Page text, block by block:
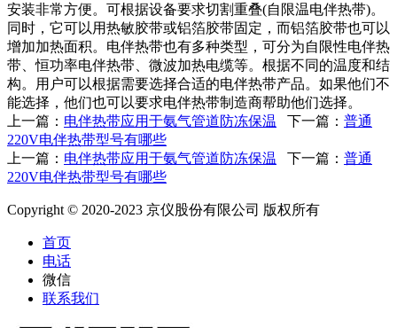
安装非常方便。可根据设备要求切割重叠(自限温电伴热带)。
同时，它可以用热敏胶带或铝箔胶带固定，而铝箔胶带也可以
增加加热面积。电伴热带也有多种类型，可分为自限性电伴热
带、恒功率电伴热带、微波加热电缆等。根据不同的温度和结
构。用户可以根据需要选择合适的电伴热带产品。如果他们不
能选择，他们也可以要求电伴热带制造商帮助他们选择。
上一篇： 电伴热带应用于氨气管道防冻保温 下一篇： 普通
220V电伴热带型号有哪些
上一篇： 电伴热带应用于氨气管道防冻保温 下一篇： 普通
220V电伴热带型号有哪些
Copyright © 2020-2023 京仪股份有限公司 版权所有
首页
电话
微信
联系我们